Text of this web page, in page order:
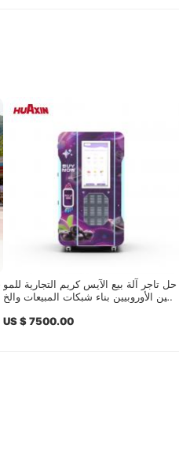
حل تاجر آلة بيع الآيس كريم التجارية للمو
زعين الأوروبيين بناء شبكات المبيعات والخ
US $ 7500.00